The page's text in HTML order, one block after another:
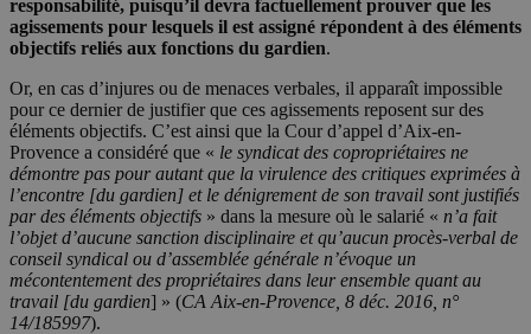
responsabilité, puisqu’il devra factuellement prouver que les
agissements pour lesquels il est assigné répondent à des éléments
objectifs reliés aux fonctions du gardien.
Or, en cas d’injures ou de menaces verbales, il apparaît impossible
pour ce dernier de justifier que ces agissements reposent sur des
éléments objectifs. C’est ainsi que la Cour d’appel d’Aix-en-
Provence a considéré que « le syndicat des copropriétaires ne
démontre pas pour autant que la virulence des critiques exprimées à
l’encontre [du gardien] et le dénigrement de son travail sont justifiés
par des éléments objectifs » dans la mesure où le salarié « n’a fait
l’objet d’aucune sanction disciplinaire et qu’aucun procès-verbal de
conseil syndical ou d’assemblée générale n’évoque un
mécontentement des propriétaires dans leur ensemble quant au
travail [du gardien] » (CA Aix-en-Provence, 8 déc. 2016, n°
14/185997).